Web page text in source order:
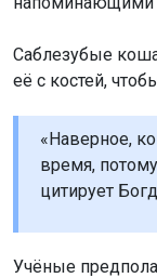
Саблезубые
её с костей,
«Наверное,
время,
цитирует
Учёные